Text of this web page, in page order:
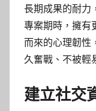
長期成果的耐力
專案期時，擁有
而來的心理韌性
久奮戰、不被輕
建立社交